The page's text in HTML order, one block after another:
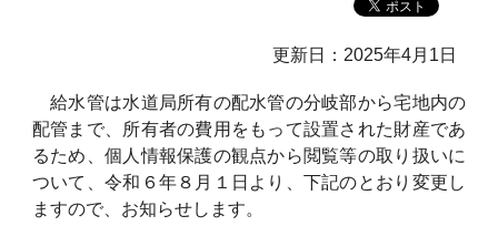
更新日：2025年4月1日
給水管は水道局所有の配水管の分岐部から宅地内の
配管まで、所有者の費用をもって設置された財産であ
るため、個人情報保護の観点から閲覧等の取り扱いに
ついて、令和６年８月１日より、下記のとおり変更し
ますので、お知らせします。